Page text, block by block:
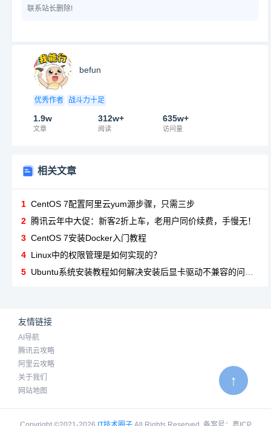
联系站长删除!
↑
befun
优秀作者 战斗力十足
1.9w
文章
312w+
阅读
635w+
访问量
相关文章
1 CentOS 7配置阿里云yum源步骤，只需三步
2 腾讯云年中大促：新客2折上车，老用户同价续费，手慢无！
3 CentOS 7安装Docker入门教程
4 Linux中的权限管理是如何实现的？
5 Ubuntu系统安装教程如何解决安装后显卡驱动不兼容的问题？
友情链接
AI导航
腾讯云攻略
阿里云攻略
关于我们
网站地图